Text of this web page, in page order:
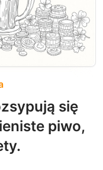
się
piwo,